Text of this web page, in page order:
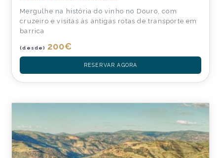
Mergulhe na história do vinho no Douro, com
cruzeiro e visitas às antigas rotas de transporte em
barrica
(desde) 200€
RESERVAR AGORA